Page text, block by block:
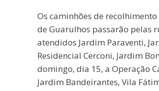
Os caminhões de
de Guarulhos passarão pelas
atendidos Jardim Paraventi,
Residencial Cerconi, Jardim
domingo, dia 15, a Operação
Jardim Bandeirantes, Vila